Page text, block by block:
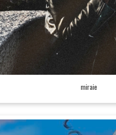
miraie